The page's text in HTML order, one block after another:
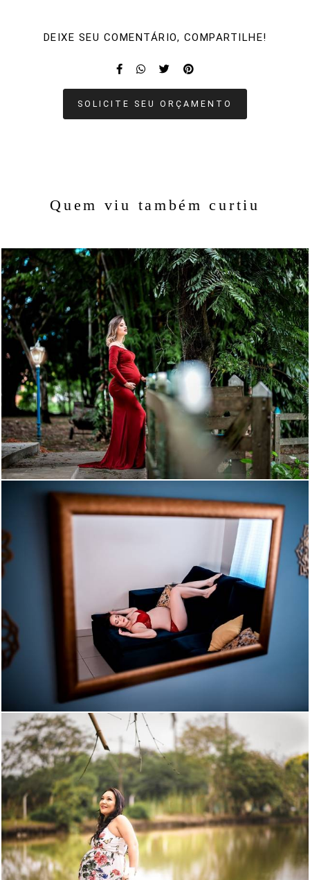
DEIXE SEU COMENTÁRIO, COMPARTILHE!
SOLICITE SEU ORÇAMENTO
Quem viu também curtiu
1072 22
1352 445
1514 19